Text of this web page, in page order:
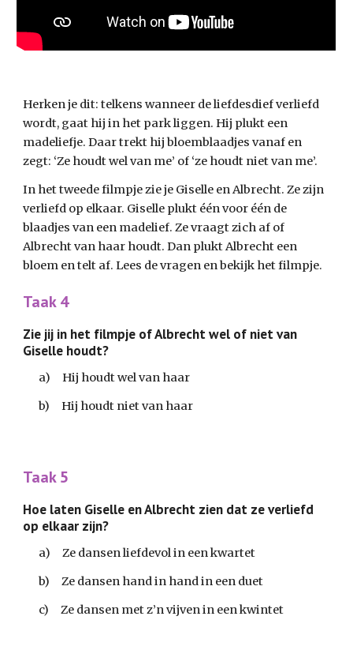
Herken je dit: telkens wanneer de liefdesdief verliefd
wordt, gaat hij in het park liggen. Hij plukt een
madeliefje. Daar trekt hij bloemblaadjes vanaf en
zegt: ‘Ze houdt wel van me’ of ‘ze houdt niet van me’.
In het tweede filmpje zie je Giselle en Albrecht. Ze zijn
verliefd op elkaar. Giselle plukt één voor één de
blaadjes van een madelief. Ze vraagt zich af of
Albrecht van haar houdt. Dan plukt Albrecht een
bloem en telt af. Lees de vragen en bekijk het filmpje.
Taak 4
Zie jij in het filmpje of Albrecht wel of niet van
Giselle houdt?
a)     Hij houdt wel van haar
b)     Hij houdt niet van haar
Taak 5
Hoe laten Giselle en Albrecht zien dat ze verliefd
op elkaar zijn?
a)     Ze dansen liefdevol in een kwartet
b)     Ze dansen hand in hand in een duet
c)     Ze dansen met z’n vijven in een kwintet